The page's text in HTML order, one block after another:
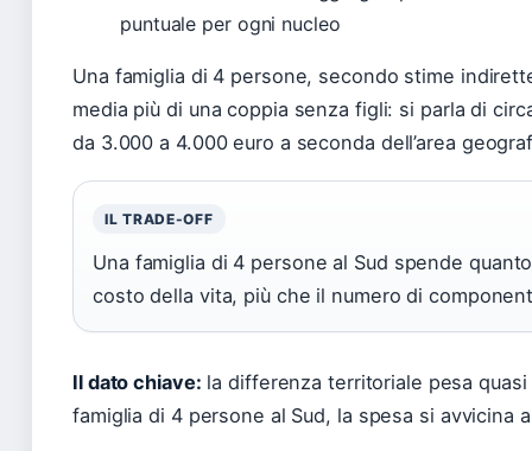
puntuale per ogni nucleo
Una famiglia di 4 persone, secondo stime
media più di una coppia senza figli: si parla di
da 3.000 a 4.000 euro a seconda dell’area
IL TRADE-OFF
Una famiglia di 4 persone al Sud spende
costo della vita, più che il numero di
Il dato chiave: la differenza territoriale pesa
famiglia di 4 persone al Sud, la spesa si avvicina